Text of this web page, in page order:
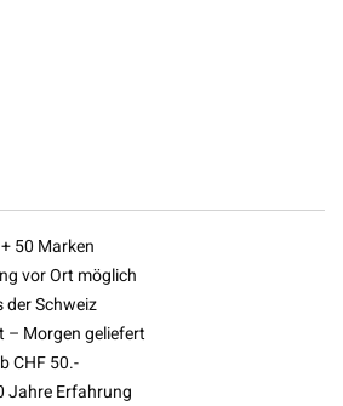
50 Marken
vor Ort möglich
der Schweiz
– Morgen geliefert
CHF 50.-
Jahre Erfahrung